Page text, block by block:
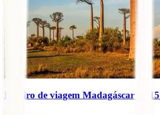
Roteiro de viagem Madagáscar de